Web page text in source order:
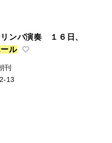
ンバ演奏 １６日、
ール
刊
13